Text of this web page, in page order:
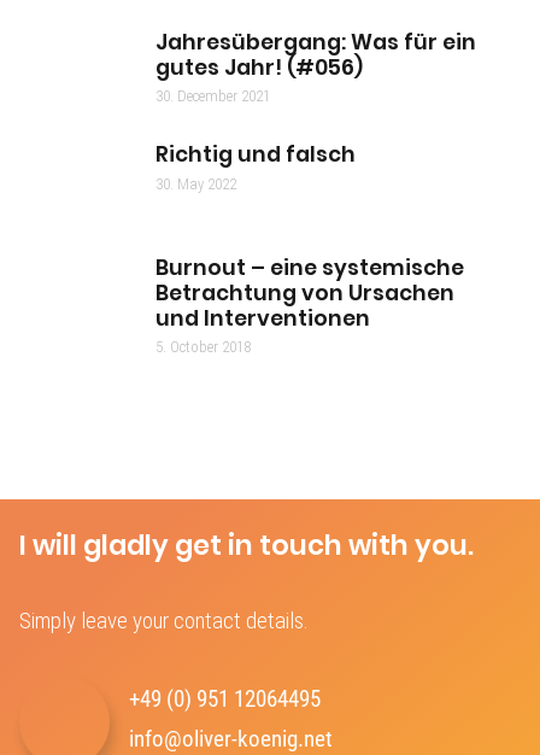
Jahresübergang: Was für ein
gutes Jahr! (#056)
30. December 2021
Richtig und falsch
30. May 2022
Burnout – eine systemische
Betrachtung von Ursachen
und Interventionen
5. October 2018
I will gladly get in touch with you.
Simply leave your contact details.
+49 (0) 951 12064495‬
info@oliver-koenig.net